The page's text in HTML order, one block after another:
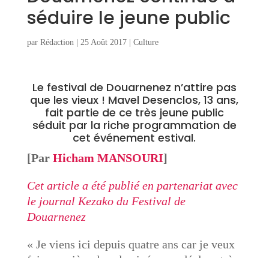
séduire le jeune public
par Rédaction| 25 Août 2017| Culture
Le festival de Douarnenez n’attire pas
que les vieux ! Mavel Desenclos, 13 ans,
fait partie de ce très jeune public
séduit par la riche programmation de
cet événement estival.
[Par Hicham MANSOURI]
Cet article a été publié en partenariat avec
le journal Kezako du Festival de
Douarnenez
« ​Je viens ici depuis quatre ans car ​je veux